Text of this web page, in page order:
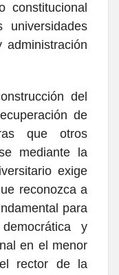
constitucional
del
de
que otros
mediante la
exige
reconozca a
para
y
en el menor
el rector de la